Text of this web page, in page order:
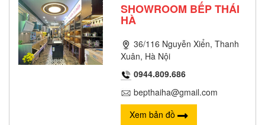
SHOWROOM BẾP THÁI
HÀ
36/116 Nguyễn Xiển, Thanh
Xuân, Hà Nội
0944.809.686
bepthaiha@gmail.com
Xem bản đồ